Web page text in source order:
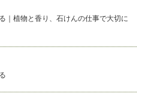
｜植物と香り、石けんの仕事で大切に